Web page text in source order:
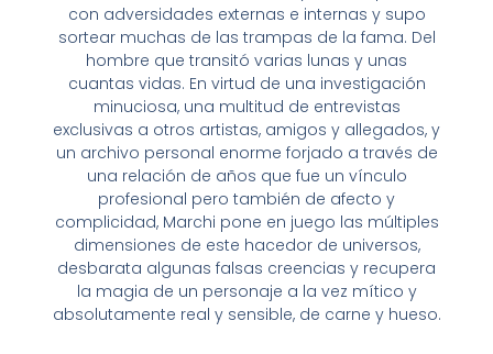
con adversidades externas e internas y supo
sortear muchas de las trampas de la fama. Del
hombre que transitó varias lunas y unas
cuantas vidas. En virtud de una investigación
minuciosa, una multitud de entrevistas
exclusivas a otros artistas, amigos y allegados, y
un archivo personal enorme forjado a través de
una relación de años que fue un vínculo
profesional pero también de afecto y
complicidad, Marchi pone en juego las múltiples
dimensiones de este hacedor de universos,
desbarata algunas falsas creencias y recupera
la magia de un personaje a la vez mítico y
absolutamente real y sensible, de carne y hueso.